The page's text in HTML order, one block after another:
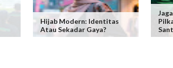
Hijab Modern: Identitas
Atau Sekadar Gaya?